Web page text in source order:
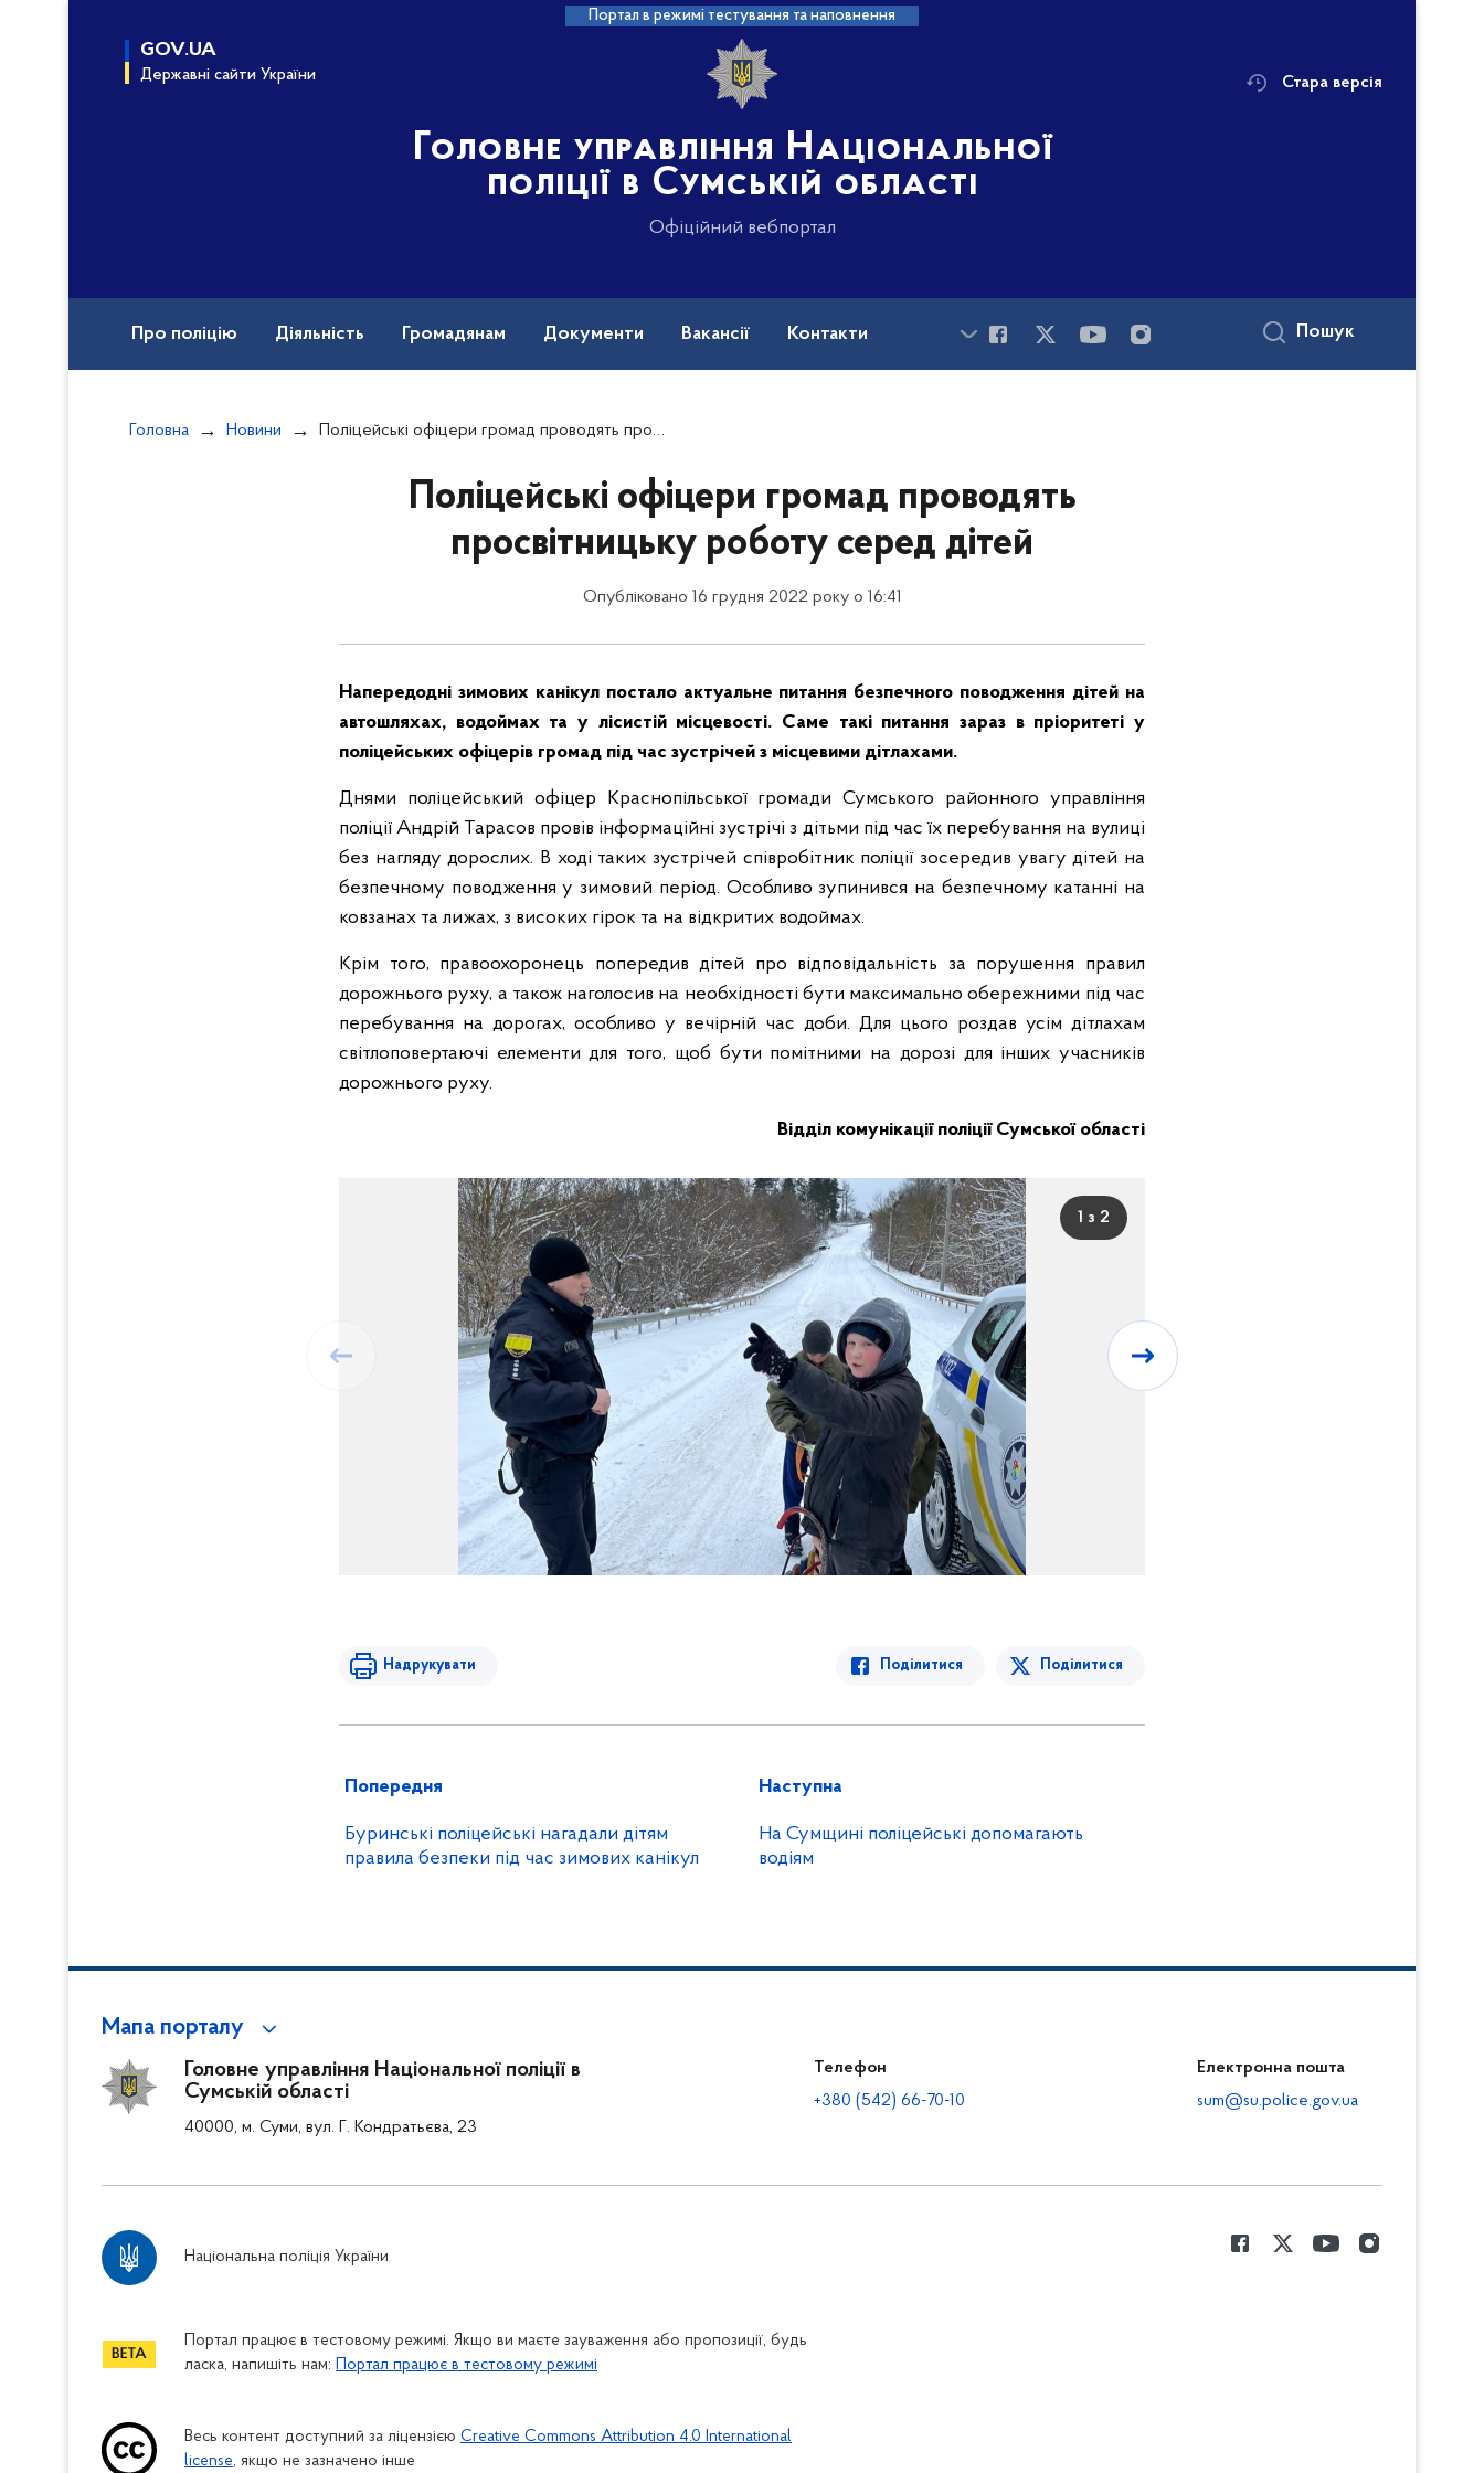
Портал в режимі тестування та наповнення
GOV.UA
Державні сайти України
Головне управління Національної
поліції в Сумській області
Офіційний вебпортал
Стара версія
Про поліцію Діяльність Громадянам Документи Вакансії Контакти Пошук
Головна Новини Поліцейські офіцери громад проводять просвітницьку роботу серед дітей
Поліцейські офіцери громад проводять
просвітницьку роботу серед дітей
Опубліковано 16 грудня 2022 року о 16:41
Напередодні зимових канікул постало актуальне питання безпечного поводження дітей на
автошляхах, водоймах та у лісистій місцевості. Саме такі питання зараз в пріоритеті у
поліцейських офіцерів громад під час зустрічей з місцевими дітлахами.
Днями поліцейський офіцер Краснопільської громади Сумського районного управління
поліції Андрій Тарасов провів інформаційні зустрічі з дітьми під час їх перебування на вулиці
без нагляду дорослих. В ході таких зустрічей співробітник поліції зосередив увагу дітей на
безпечному поводження у зимовий період. Особливо зупинився на безпечному катанні на
ковзанах та лижах, з високих гірок та на відкритих водоймах.
Крім того, правоохоронець попередив дітей про відповідальність за порушення правил
дорожнього руху, а також наголосив на необхідності бути максимально обережними під час
перебування на дорогах, особливо у вечірній час доби. Для цього роздав усім дітлахам
світлоповертаючі елементи для того, щоб бути помітними на дорозі для інших учасників
дорожнього руху.
Відділ комунікації поліції Сумської області
1 з 2
Надрукувати Поділитися Поділитися
Попередня
Буринські поліцейські нагадали дітям
правила безпеки під час зимових канікул
Наступна
На Сумщині поліцейські допомагають
водіям
Мапа порталу
Головне управління Національної поліції в
Сумській області
40000, м. Суми, вул. Г. Кондратьєва, 23
Телефон
+380 (542) 66-70-10
Електронна пошта
sum@su.police.gov.ua
Національна поліція України
Портал працює в тестовому режимі. Якщо ви маєте зауваження або пропозиції, будь
ласка, напишіть нам: Портал працює в тестовому режимі
Весь контент доступний за ліцензією Creative Commons Attribution 4.0 International
license, якщо не зазначено інше